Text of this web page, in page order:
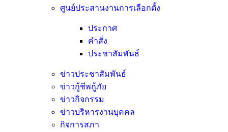
ศูนย์ประสานงานการเลือกตั้ง
ประกาศ
คำสั่ง
ประชาสัมพันธ์
ข่าวประชาสัมพันธ์
ข่าวกู้ชีพกู้ภัย
ข่าวกิจกรรม
ข่าวบริหารงานบุคคล
กิจการสภา